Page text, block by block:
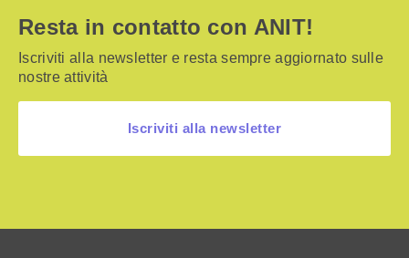
Resta in contatto con ANIT!
Iscriviti alla newsletter e resta sempre aggiornato sulle
nostre attività
Iscriviti alla newsletter